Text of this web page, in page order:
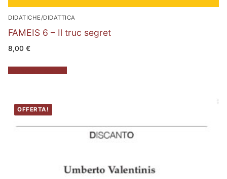
DIDATICHE/DIDATTICA
FAMEIS 6 – Il truc segret
8,00 €
OFFERTA!